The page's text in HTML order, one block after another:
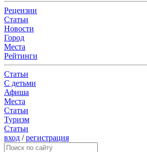
Рецензии
Статьи
Новости
Город
Места
Рейтинги
Статьи
С детьми
Афиша
Места
Статьи
Туризм
Статьи
вход /регистрация